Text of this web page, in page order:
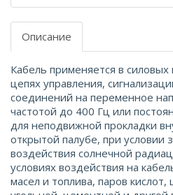
Описание
Кабель применяется в
цепях управления,
соединений на переменное
частотой до 400 Гц или
для неподвижной прокладки
открытой палубе, при условии
воздействия солнечной
условиях воздействия на
масел и топлива, паров